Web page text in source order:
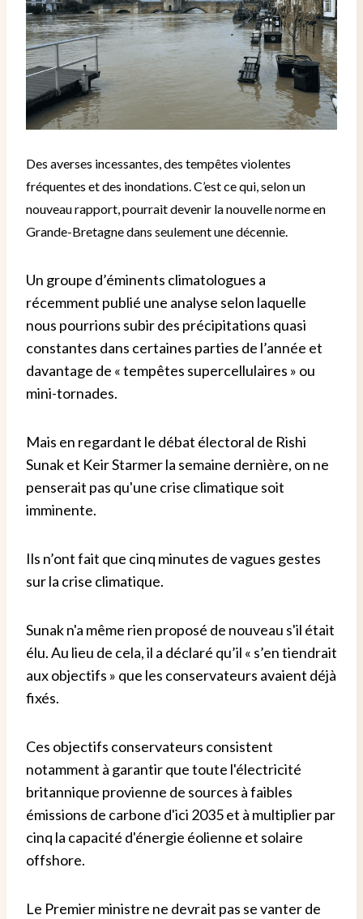
Des averses incessantes, des tempêtes violentes
fréquentes et des inondations. C’est ce qui, selon un
nouveau rapport, pourrait devenir la nouvelle norme en
Grande-Bretagne dans seulement une décennie.
Un groupe d’éminents climatologues a
récemment publié une analyse selon laquelle
nous pourrions subir des précipitations quasi
constantes dans certaines parties de l’année et
davantage de « tempêtes supercellulaires » ou
mini-tornades.
Mais en regardant le débat électoral de Rishi
Sunak et Keir Starmer la semaine dernière, on ne
penserait pas qu'une crise climatique soit
imminente.
Ils n’ont fait que cinq minutes de vagues gestes
sur la crise climatique.
Sunak n'a même rien proposé de nouveau s'il était
élu. Au lieu de cela, il a déclaré qu’il « s’en tiendrait
aux objectifs » que les conservateurs avaient déjà
fixés.
Ces objectifs conservateurs consistent
notamment à garantir que toute l'électricité
britannique provienne de sources à faibles
émissions de carbone d'ici 2035 et à multiplier par
cinq la capacité d'énergie éolienne et solaire
offshore.
Le Premier ministre ne devrait pas se vanter de